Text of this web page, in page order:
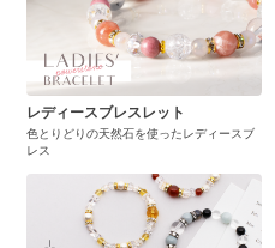
レディースブレスレット
色とりどりの天然石を使ったレディースブ
レス